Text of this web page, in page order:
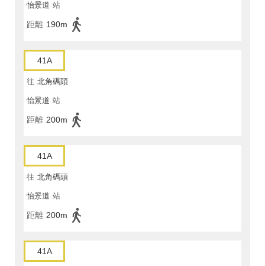
怡景道 站
距離 190m
41A
往 北角碼頭
怡景道 站
距離 200m
41A
往 北角碼頭
怡景道 站
距離 200m
41A